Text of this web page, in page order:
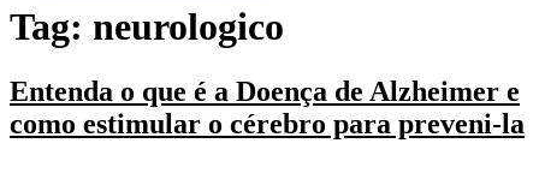
Tag: neurologico
Entenda o que é a Doença de Alzheimer e
como estimular o cérebro para preveni-la